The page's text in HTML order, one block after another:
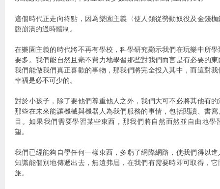
這個時代正走向終點，因為樂園主義〈使人類從勞動奴役及金錢
臨崩潰的過時體制。
在樂園主義的時代將不再有學校，科學研究顯示我們在玩樂中所
要多。我們能自然且毫不費力地學習那些對我們而言是有必要的
我們能做我們真正喜歡的事物，那我們將完全投入其中，而這對
幸福是必不可少的。
對於小孩子，除了要他們尊重他人之外，我們大可不必將其他有
那些在未來能讓機械與機器人為我們服務的事情，包括閱讀、書
目。如果我們需要學習某些東西，那我們將自然而然並自由地學
望。
我們已經能夠自學任何一樣東西，多虧了網際網路，使我們得以
知識能個別地傳遞出去，無遠弗屆，在我們有需要時即可取得，
旅。